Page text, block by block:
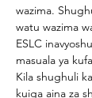
wazima.
watu wazima
ESLC
masuala ya
Kila shughuli
kuiga aina za